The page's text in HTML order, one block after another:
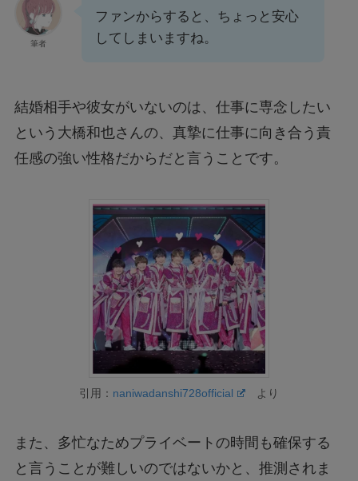
筆者
ファンからすると、ちょっと安心
してしまいますね。
結婚相手や彼女がいないのは、仕事に専念したい
という大橋和也さんの、真摯に仕事に向き合う責
任感の強い性格だからだと言うことです。
引用： naniwadanshi728official より
また、多忙なためプライベートの時間も確保する
と言うことが難しいのではないかと、推測されま